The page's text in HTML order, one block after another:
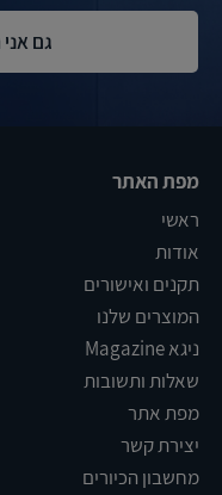
מפת האתר
ראשי
אודות
תקנים ואישורים
המוצרים שלנו
ניגא Magazine
שאלות ותשובות
מפת אתר
יצירת קשר
מחשבון הכיורים